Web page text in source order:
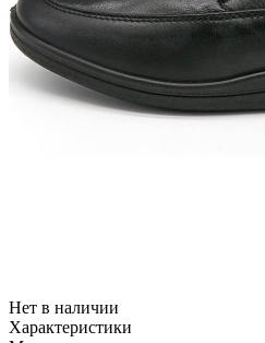
Нет в наличии
Характеристики